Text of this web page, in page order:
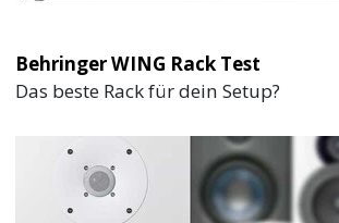
Behringer WING Rack Test
Das beste Rack für dein Setup?